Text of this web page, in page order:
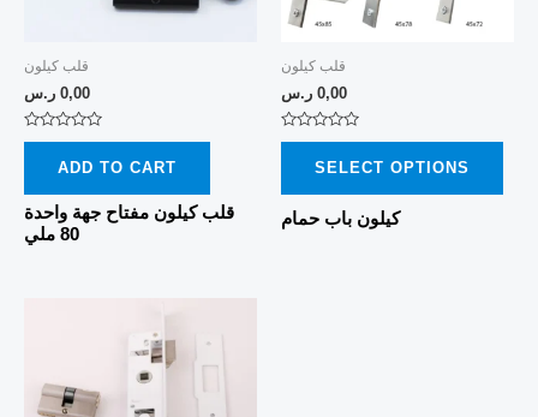
قلب كيلون
0,00 ر.س
Rated
5
ADD TO CART
قلب كيلون مفتاح جهة واحدة
80 ملي
قلب كيلون
0,00 ر.س
Rated
5
SELECT OPTIONS
on
كيلون باب حمام